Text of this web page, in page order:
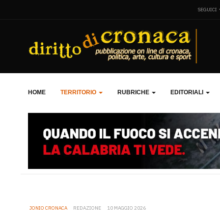
SEGUICI
HOME TERRITORIO RUBRICHE EDITORIALI
JONIO CRONACA REDAZIONE 10 MAGGIO 2026